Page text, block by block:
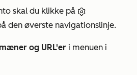
skal du klikke på
den øverste navigationslinje.
og URL'er i menuen i